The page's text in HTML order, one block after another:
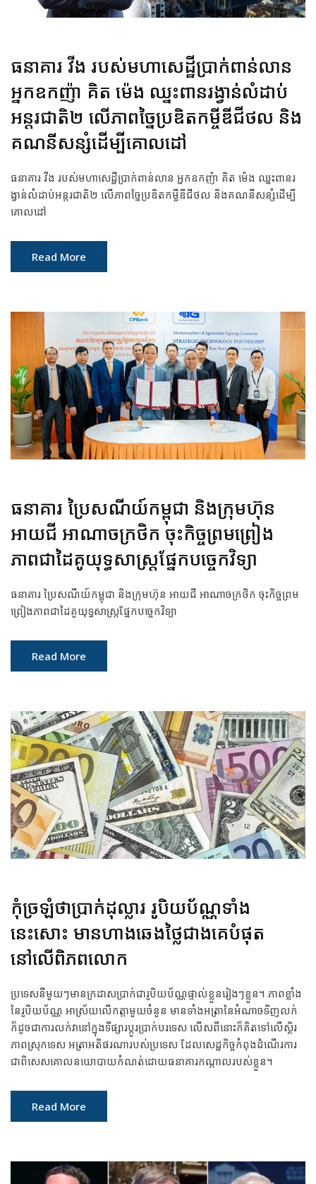
ធនាគារ វីង របស់មហាសេដ្ឋីប្រាក់ពាន់លាន
អ្នកឧកញ៉ា គិត ម៉េង ឈ្នះពានរង្វាន់លំដាប់
អន្តរជាតិ២ លើភាពច្នៃប្រឌិតកម្ចីឌីជីថល និង
គណនីសន្សំដើម្បីគោលដៅ
ធនាគារ វីង របស់មហាសេដ្ឋីប្រាក់ពាន់លាន អ្នកឧកញ៉ា គិត ម៉េង ឈ្នះពានរ
ង្វាន់លំដាប់អន្តរជាតិ២ លើភាពច្នៃប្រឌិតកម្ចីឌីជីថល និងគណនីសន្សំដើម្បី
គោលដៅ
Read More
ធនាគារ ប្រៃសណីយ៍កម្ពុជា និងក្រុមហ៊ុន
អាយជី អាណាចក្រថិក ចុះកិច្ចព្រមព្រៀង
ភាពជាដៃគូយុទ្ធសាស្ត្រផ្នែកបច្ចេកវិទ្យា
ធនាគារ ប្រៃសណីយ៍កម្ពុជា និងក្រុមហ៊ុន អាយជី អាណាចក្រថិក ចុះកិច្ចព្រម
ព្រៀងភាពជាដៃគូយុទ្ធសាស្ត្រផ្នែកបច្ចេកវិទ្យា
Read More
កុំច្រឡំថាប្រាក់ដុល្លារ រូបិយប័ណ្ណទាំង
នេះសោះ មានហាងឆេងថ្លៃជាងគេបំផុត
នៅលើពិភពលោក
ប្រទេសនីមួយៗមានក្រដាសប្រាក់ជារូបិយប័ណ្ណផ្ទាល់ខ្លួនរៀងៗខ្លួន។ ភាពខ្លាំង
នៃរូបិយប័ណ្ណ អាស្រ័យលើកត្តាមួយចំនួន មានទាំងអត្រានៃអំណាចទិញលក់
ក៏ដូចជាការលក់វានៅក្នុងទីផ្សារប្តូរប្រាក់បរទេស លើសពីនោះក៏គិតទៅលើស្ថិរ
ភាពស្រុកទេស អត្រាអតិផរណារបស់ប្រទេស ដែលសេដ្ឋកិច្ចកំពុងដំណើរការ
ជាពិសេសគោលនយោបាយកំណត់ដោយធនាគារកណ្តាលរបស់ខ្លួន។
Read More